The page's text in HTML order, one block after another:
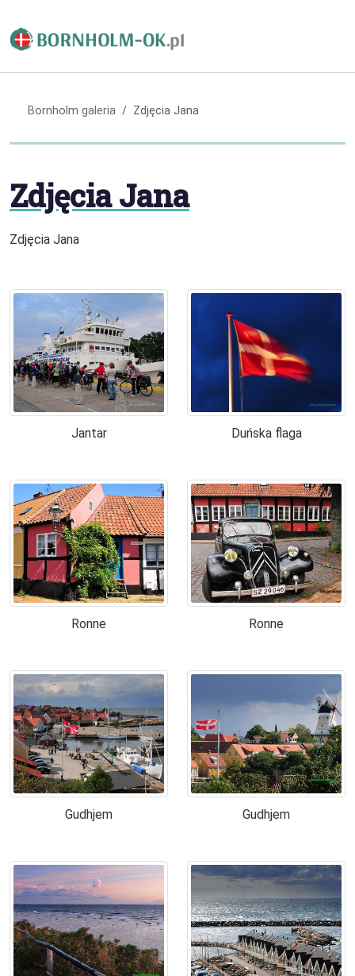
Bornholm galeria Zdjęcia Jana
Zdjęcia Jana
Zdjęcia Jana
Jantar Duńska flaga
Ronne Ronne
Gudhjem Gudhjem